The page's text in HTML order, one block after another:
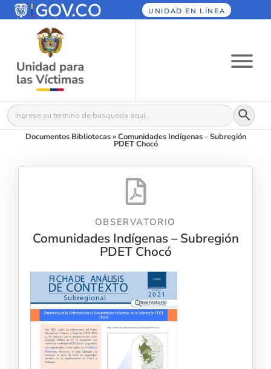
UNIDAD EN LÍNEA
Buscar: Botón
Documentos Bibliotecas»Comunidades Indígenas – Subregión
PDET Chocó
OBSERVATORIO
Comunidades Indígenas – Subregión
PDET Chocó